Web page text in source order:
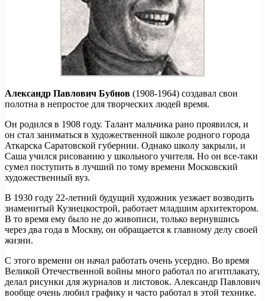
Александр Павлович Бубнов (1908-1964) создавал свои
полотна в непростое для творческих людей время.
Он родился в 1908 году. Талант мальчика рано проявился, и
он стал заниматься в художественной школе родного города
Аткарска Саратовской губернии. Однако школу закрыли, и
Саша учился рисованию у школьного учителя. Но он все-таки
сумел поступить в лучший по тому времени Московский
художественный вуз.
В 1930 году 22-летний будущий художник уезжает возводить
знаменитый Кузнецкострой, работает младшим архитектором.
В то время ему было не до живописи, только вернувшись
через два года в Москву, он обращается к главному делу своей
жизни.
С этого времени он начал работать очень усердно. Во время
Великой Отечественной войны много работал по агитплакату,
делал рисунки для журналов и листовок. Александр Павлович
вообще очень любил графику и часто работал в этой технике.